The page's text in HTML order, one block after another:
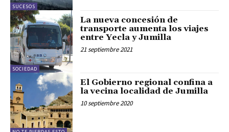
SUCESOS
SOCIEDAD
La nueva concesión de
transporte aumenta los viajes
entre Yecla y Jumilla
21 septiembre 2021
El Gobierno regional confina a
la vecina localidad de Jumilla
10 septiembre 2020